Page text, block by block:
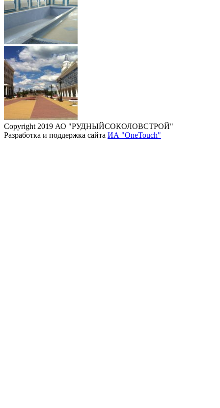
Copyright 2019 АО "РУДНЫЙСОКОЛОВСТРОЙ"
Разработка и поддержка сайта ИА "OneTouch"